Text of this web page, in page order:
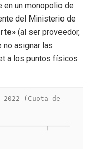
en un monopolio de
del Ministerio de
(al ser proveedor,
asignar las
a los puntos físicos
(Cuota de